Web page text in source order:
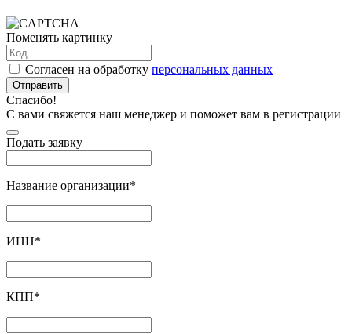
Поменять картинку
Согласен на обработку персональных данных
Отправить
Спасибо!
С вами свяжется наш менеджер и поможет вам в регистрации
Подать заявку
Название организации*
ИНН*
КПП*